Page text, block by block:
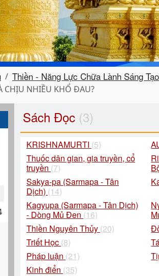
Thiền - Năng Lực Chữa Lành Sáng
CHỊU NHIỀU KHỔ ĐAU?
Sách Đọc (3)
KRISHNAMURTI (5)
Thuốc dân gian, gia truyền, cổ
truyền (7)
Sakya-pa (Sarmapa - Tân
Dịch) (14)
Kagyupa (Sarmapa - Tân Dịch)
- Dòng Mủ Đen (16)
Thiền Nguyên Thủy (20)
Triết Học (8)
Pháp luận (21)
Kinh điển (35)